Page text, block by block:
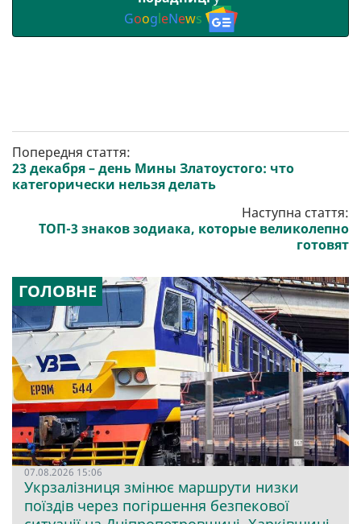
GoogleNews
Попередня стаття:
23 декабря – день Мины Златоустого: что
категорически нельзя делать
Наступна стаття:
ТОП-3 знаков зодиака, которые великолепно
готовят
ГОЛОВНЕ
07.08.2026 15:06
Укрзалізниця змінює маршрути низки
поїздів через погіршення безпекової